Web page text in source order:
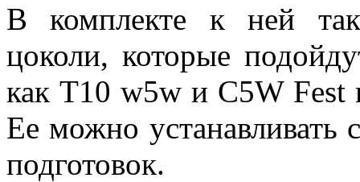
В комплекте к ней
цоколи, которые
как Т10 w5w и С5W
Ее можно устанавливать
подготовок.